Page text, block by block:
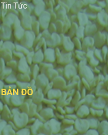
Tin Tức
BẢN ĐỒ